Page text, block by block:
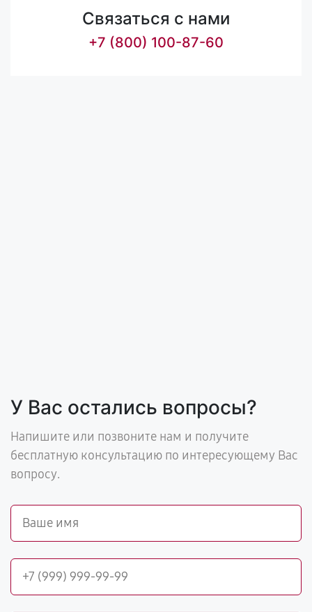
Связаться с нами
+7 (800) 100-87-60
У Вас остались вопросы?
Напишите или позвоните нам и получите
бесплатную консультацию по интересующему Вас
вопросу.